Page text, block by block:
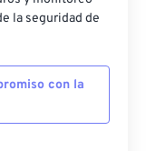
la seguridad de
con la